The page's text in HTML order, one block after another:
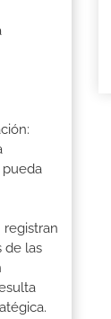
pueda
de las